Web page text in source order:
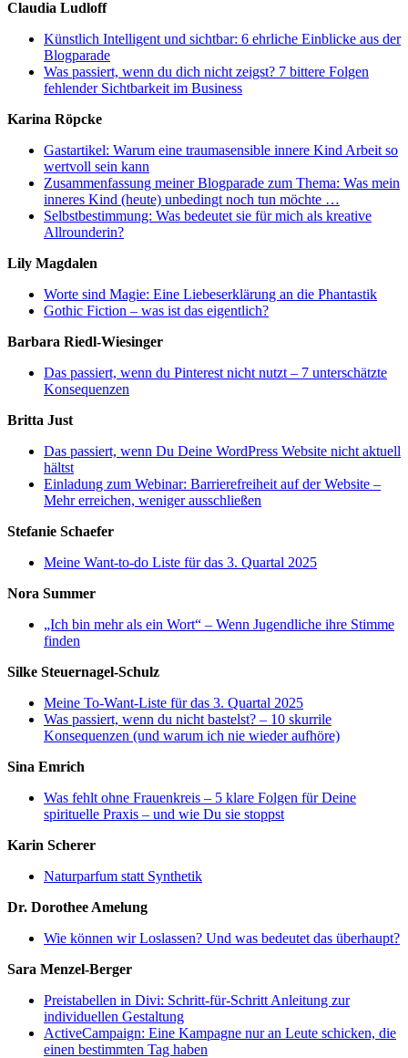
Claudia Ludloff
Künstlich Intelligent und sichtbar: 6 ehrliche Einblicke aus der
Blogparade
Was passiert, wenn du dich nicht zeigst? 7 bittere Folgen
fehlender Sichtbarkeit im Business
Karina Röpcke
Gastartikel: Warum eine traumasensible innere Kind Arbeit so
wertvoll sein kann
Zusammenfassung meiner Blogparade zum Thema: Was mein
inneres Kind (heute) unbedingt noch tun möchte …
Selbstbestimmung: Was bedeutet sie für mich als kreative
Allrounderin?
Lily Magdalen
Worte sind Magie: Eine Liebeserklärung an die Phantastik
Gothic Fiction – was ist das eigentlich?
Barbara Riedl-Wiesinger
Das passiert, wenn du Pinterest nicht nutzt – 7 unterschätzte
Konsequenzen
Britta Just
Das passiert, wenn Du Deine WordPress Website nicht aktuell
hältst
Einladung zum Webinar: Barrierefreiheit auf der Website –
Mehr erreichen, weniger ausschließen
Stefanie Schaefer
Meine Want-to-do Liste für das 3. Quartal 2025
Nora Summer
„Ich bin mehr als ein Wort“ – Wenn Jugendliche ihre Stimme
finden
Silke Steuernagel-Schulz
Meine To-Want-Liste für das 3. Quartal 2025
Was passiert, wenn du nicht bastelst? – 10 skurrile
Konsequenzen (und warum ich nie wieder aufhöre)
Sina Emrich
Was fehlt ohne Frauenkreis – 5 klare Folgen für Deine
spirituelle Praxis – und wie Du sie stoppst
Karin Scherer
Naturparfum statt Synthetik
Dr. Dorothee Amelung
Wie können wir Loslassen? Und was bedeutet das überhaupt?
Sara Menzel-Berger
Preistabellen in Divi: Schritt-für-Schritt Anleitung zur
individuellen Gestaltung
ActiveCampaign: Eine Kampagne nur an Leute schicken, die
einen bestimmten Tag haben